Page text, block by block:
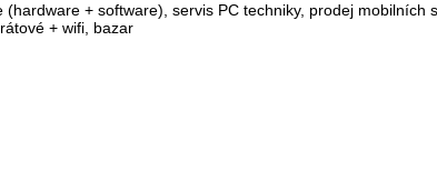
+ software), servis PC techniky, prodej mobilních
+ wifi, bazar